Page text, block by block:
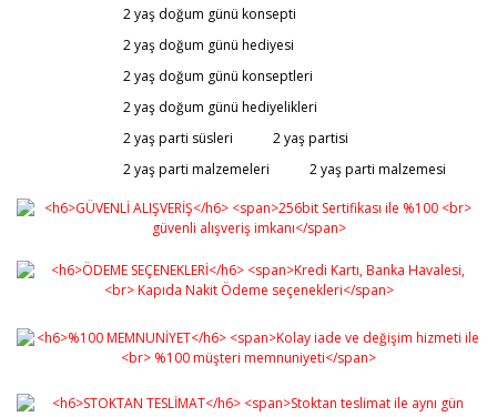
Bu ürüne ilk yorumu siz yapın!
Yorum Yaz
formunu kullanarak tarafımıza iletebilirsiniz.
Görüş ve önerileriniz için teşekkür ederiz.
Ürün resmi kalitesiz, bozuk veya görüntülenemiyor.
Ürün açıklamasında eksik bilgiler bulunuyor.
Ürün bilgilerinde hatalar bulunuyor.
Bu ürüne benzer farklı alternatifler olmalı.
Gönder
2 yaş doğum günü konsepti
2 yaş doğum günü hediyesi
2 yaş doğum günü konseptleri
2 yaş doğum günü hediyelikleri
2 yaş parti süsleri
2 yaş partisi
2 yaş parti malzemeleri
2 yaş parti malzemesi